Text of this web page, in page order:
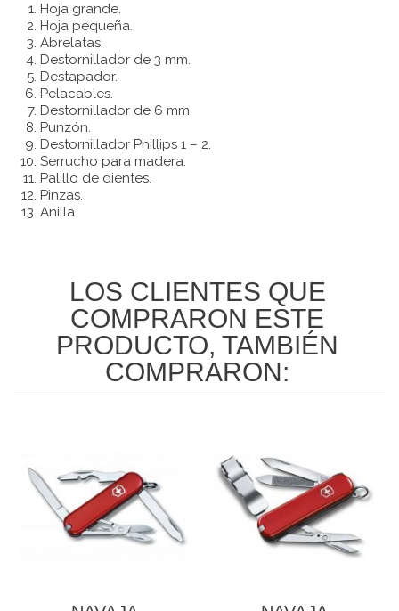
Hoja grande.
Hoja pequeña.
Abrelatas.
Destornillador de 3 mm.
Destapador.
Pelacables.
Destornillador de 6 mm.
Punzón.
Destornillador Phillips 1 – 2.
Serrucho para madera.
Palillo de dientes.
Pinzas.
Anilla.
LOS CLIENTES QUE
COMPRARON ESTE
PRODUCTO, TAMBIÉN
COMPRARON: